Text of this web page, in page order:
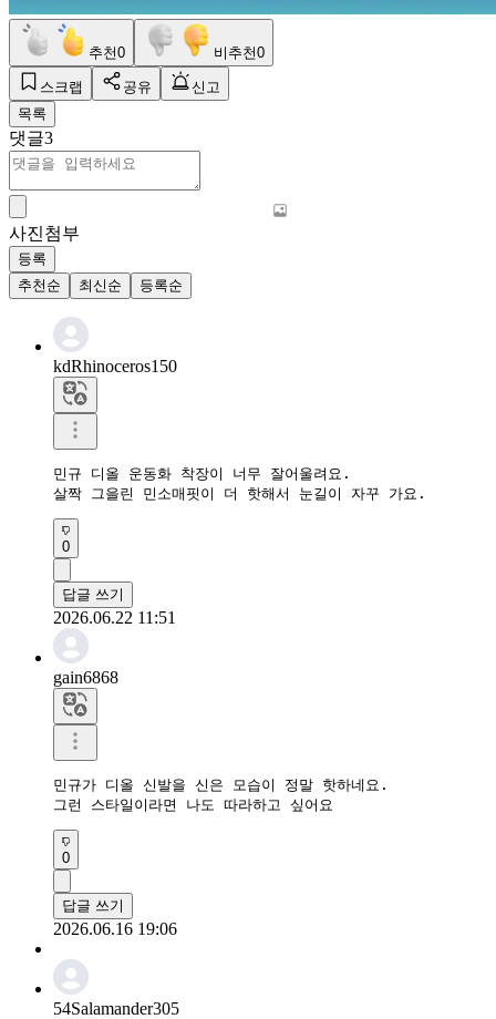
추천0 비추천0
스크랩 공유
신고
목록
댓글3
사진첨부
등록
추천순
최신순 등록순
kdRhinoceros150
민규 디올 운동화 착장이 너무 잘어울려요.
살짝 그을린 민소매핏이 더 핫해서 눈길이 자꾸 가요.
0
답글 쓰기
2026.06.22 11:51
gain6868
민규가 디올 신발을 신은 모습이 정말 핫하네요.
그런 스타일이라면 나도 따라하고 싶어요
0
답글 쓰기
2026.06.16 19:06
54Salamander305